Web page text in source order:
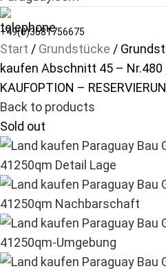
+49(0)3681756675
Start Grundstücke
kaufen Abschnitt 45 –
KAUFOPTION –
Back to products
Sold out